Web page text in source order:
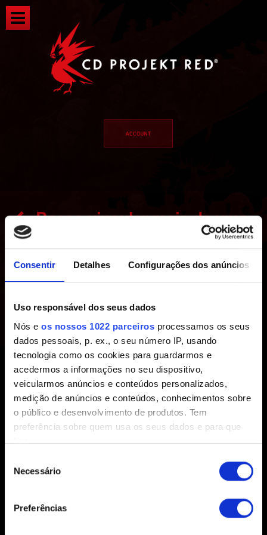
Consentir Detalhes Configurações dos anúncios
Uso responsável dos seus dados
Nós e os nossos 1022 parceiros processamos os seus
dados pessoais, p. ex., o seu número IP, usando
tecnologia como os cookies para guardarmos e
acedermos a informações no seu dispositivo,
veicularmos anúncios e conteúdos personalizados,
medição de anúncios e conteúdos, conhecimentos sobre
o público e desenvolvimento de produtos. Tem
preferência sobre quem usa os seus dados e para que
fins.
Se permitir, gostaríamos também de:
geográfica as quais podem ter uma precisão de
vários metros
Necessário
Preferências
Posso vincular mais de uma
conta de plataforma à minha
conta da CD PROJEKT RED?
Criado há 1 ano Atualizado há 1 ano
Cada conta da CD PROJEKT RED pode ser vinculada a
várias contas de plataforma, mas apenas uma conta por
plataforma (ex.: uma para Steam, uma para Xbox, uma
para PlayStation etc.).